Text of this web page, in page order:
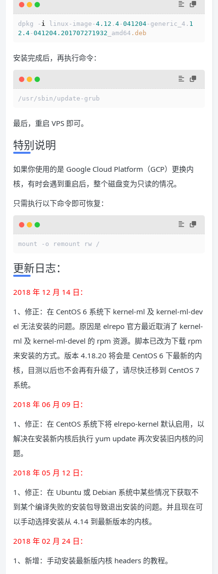
dpkg - i linux-image-4.12 . 4-041204-generic_4. 1
2.4-041204.201707271932 _amd64 .deb
安装完成后，再执行命令：
/usr/sbin/update-grub
最后，重启 VPS 即可。
特别说明
如果你使用的是 Google Cloud Platform（GCP）更换内
核，有时会遇到重启后，整个磁盘变为只读的情况。
只需执行以下命令即可恢复：
mount -o remount rw /
更新日志：
2018 年 12 月 14 日：
1、修正：在 CentOS 6 系统下 kernel-ml 及 kernel-ml-dev
el 无法安装的问题。原因是 elrepo 官方最近取消了 kernel-
ml 及 kernel-ml-devel 的 rpm 资源。脚本已改为下载 rpm
来安装的方式。版本 4.18.20 将会是 CentOS 6 下最新的内
核，目测以后也不会再有升级了，请尽快迁移到 CentOS 7
系统。
2018 年 06 月 09 日：
1、修正：在 CentOS 系统下将 elrepo-kernel 默认启用，以
解决在安装新内核后执行 yum update 再次安装旧内核的问
题。
2018 年 05 月 12 日：
1、修正：在 Ubuntu 或 Debian 系统中某些情况下获取不
到某个编译失败的安装包导致退出安装的问题。并且现在可
以手动选择安装从 4.14 到最新版本的内核。
2018 年 02 月 24 日：
1、新增：手动安装最新版内核 headers 的教程。